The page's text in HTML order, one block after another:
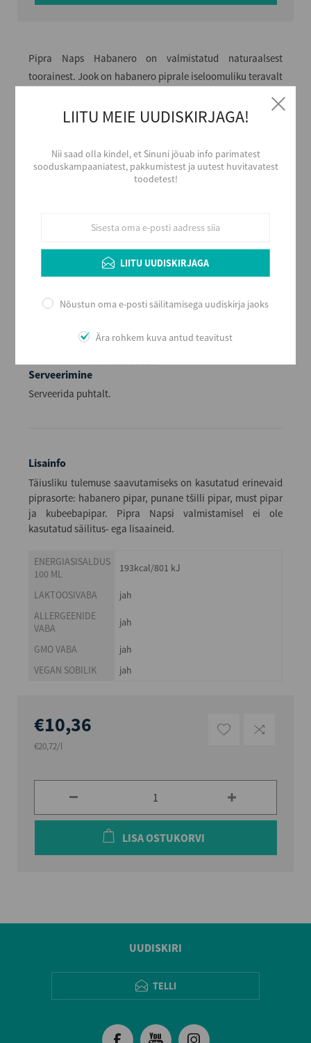
Pipra Naps Habanero on valmistatud naturaalsest
toorainest. Jook on habanero piprale iseloomuliku teravalt
Muu piiritusjook
Eesti
Maht (L)
Kogus kastis
Serveerimine
Serveerida puhtalt.
Lisainfo
Täiusliku tulemuse saavutamiseks on kasutatud erinevaid
piprasorte: habanero pipar, punane tšilli pipar, must pipar
ja kubeebapipar. Pipra Napsi valmistamisel ei ole
kasutatud säilitus- ega lisaaineid.
ENERGIASISALDUS
100 ML
193kcal/801 kJ
LAKTOOSIVABA
jah
ALLERGEENIDE
VABA
jah
GMO VABA
jah
VEGAN SOBILIK
jah
€10,36
€20,72/l
LISA OSTUKORVI
UUDISKIRI
TELLI
LIITU MEIE UUDISKIRJAGA!
Nii saad olla kindel, et Sinuni jõuab info parimatest
sooduskampaaniatest, pakkumistest ja uutest huvitavatest
toodetest!
LIITU UUDISKIRJAGA
Nõustun oma e-posti säilitamisega uudiskirja jaoks
Ära rohkem kuva antud teavitust